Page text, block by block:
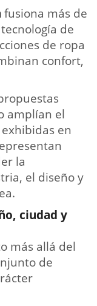
fusiona más de
de
de ropa
confort,
amplían el
en
la
el diseño y
ciudad y
más allá del
de